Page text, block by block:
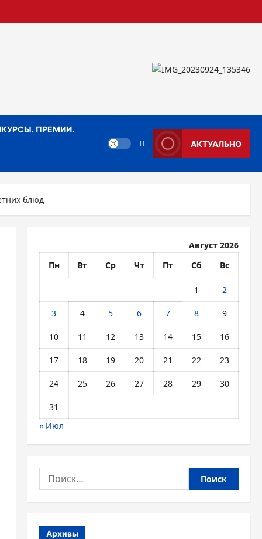
ПРЕМИИ.
АКТУАЛЬНО
блюд
Август 2026
Пн
Вт Ср Чт Пт Сб Вс
1 2
3 4 5 6 7 8 9
10 11 12 13 14 15 16
17 18 19 20 21 22 23
24 25 26 27 28 29 30
31
« Июл
Найти:
Архивы